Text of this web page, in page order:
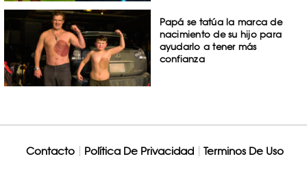
Papá se tatúa la marca de
nacimiento de su hijo para
ayudarlo a tener más
confianza
Contacto Política De Privacidad Terminos De Uso